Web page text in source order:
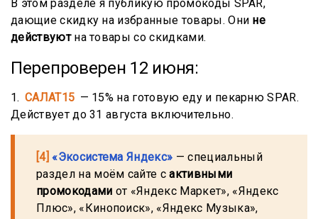
В этом разделе я публикую промокоды SPAR,
дающие скидку на избранные товары. Они не
действуютна товары со скидками.
Перепроверен 12 июня:
1. САЛАТ15 — 15% на готовую еду и пекарню SPAR.
Действует до 31 августа включительно.
[4] «Экосистема Яндекс» — специальный
раздел на моём сайте сактивными
промокодами от «Яндекс Маркет», «Яндекс
Плюс», «Кинопоиск», «Яндекс Музыка»,